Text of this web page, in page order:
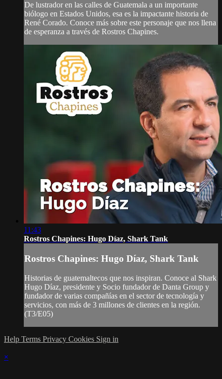
De lustrador en las calles de Guatemala a un importante
biólogo en Estados Unidos, esa es la impactante historia de
René Corado. Conoce más sobre este personaje que nos llena
de esperanza a través de Rostros Chapines.
11:43
Rostros Chapines: Hugo Díaz, Shark Tank
Rostros Chapines: Hugo Díaz, Shark Tank
Historias de guatemaltecos que nos inspiran. Conoce al Shark
Hugo Díaz, presidente y Socio fundador de Danta Group y
fundador de varias compañías en el sector de tecnología y
servicios, con más de 3 millones de clientes en la región.
(T3/E05)
Help Terms Privacy Cookies Sign in
×